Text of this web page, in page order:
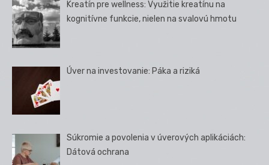
Kreatín pre wellness: Využitie kreatínu na
kognitívne funkcie, nielen na svalovú hmotu
Úver na investovanie: Páka a riziká
Súkromie a povolenia v úverových aplikáciách:
Dátová ochrana